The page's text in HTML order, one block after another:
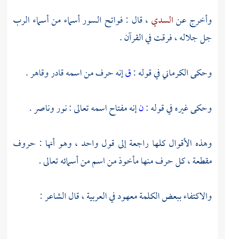
وأخرج عنالسدي ، قال : فواتح السور أسماء من أسماء الرب
جل جلاله ، فرقت في القرآن .
وحكىالكرمانيفي قوله :قإنه حرف من اسمه قادر وقاهر .
وحكى غيره في قوله :نإنه مفتاح اسمه تعالى : نور وناصر .
وهذه الأقوال كلها راجعة إلى قول واحد ، وهو أنها : حروف
مقطعة ، كل حرف منها مأخوذ من اسم من أسمائه تعالى .
والاكتفاء ببعض الكلمة معهود في العربية ، قال الشاعر :